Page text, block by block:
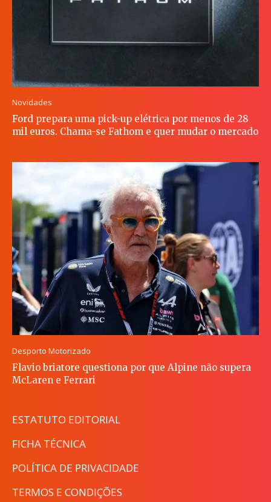
Novidades
Ford prepara uma pick-up elétrica por menos de 28
mil euros. Chama-se Fathom e quer mudar o mercado
Desporto Motorizado
Flavio briatore questiona por que Alpine não supera
McLaren e Ferrari
ESTATUTO EDITORIAL
FICHA TÉCNICA
POLÍTICA DE PRIVACIDADE
TERMOS E CONDIÇÕES